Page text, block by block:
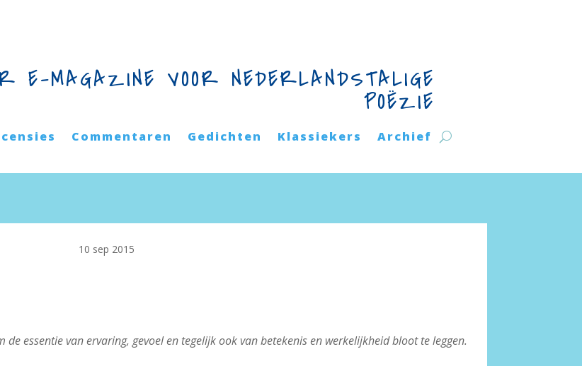
E-MAGAZINE VOOR NEDERLANDSTALIGE
POËZIE
Commentaren Gedichten Klassiekers Archief
10 sep 2015
essentie van ervaring, gevoel en tegelijk ook van betekenis en werkelijkheid bloot te leggen.